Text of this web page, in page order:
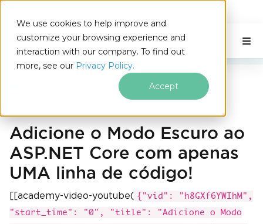
We use cookies to help improve and
customize your browsing experience and
interaction with our company. To find out
more, see our Privacy Policy.
Accept
IRONSOFTWARE
Ir para o conteúdo do rodapé
C# Application
Nesta página
Implementar o Modo Escuro no ASP.NET Core
Adicione o Modo Escuro ao
ASP.NET Core com apenas
UMA linha de código!
[[academy-video-youtube( {"vid": "h8GXf6YWIhM",
"start_time": "0", "title": "Adicione o Modo